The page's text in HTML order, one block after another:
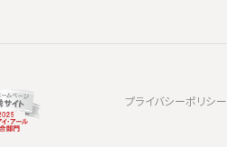
プライバシーポリシー